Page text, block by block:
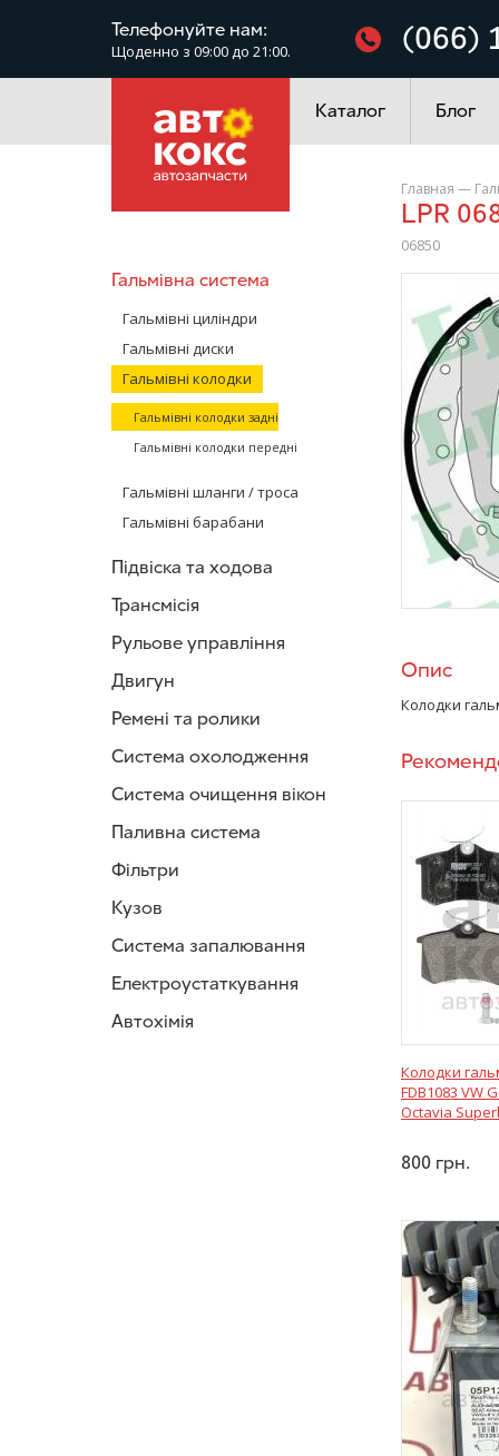
Телефонуйте нам:
Щоденно з 09:00 до 21:00. (066)
Каталог
Електроустаткування
Блог
Гальмівна система
Гальмівні циліндри
Гальмівні диски
Гальмівні колодки
Гальмівні колодки задні
Гальмівні колодки передні
Гальмівні шланги / троса
Гальмівні барабани
Підвіска та ходова
Трансмісія
Рульове управління
Двигун
Ремені та ролики
Система охолодження
Система очищення вікон
Паливна система
Фільтри
Кузов
Система запалювання
Електроустаткування
Автохімія
Главная —
LPR
06850
Опис
Колодки
Колодки
FDB1083 VW
Octavia
800 грн.